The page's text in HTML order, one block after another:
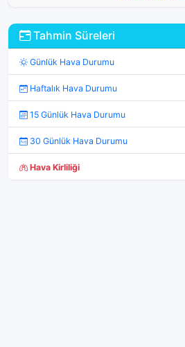
Tahmin Süreleri
Günlük Hava Durumu
Haftalık Hava Durumu
15 Günlük Hava Durumu
30 Günlük Hava Durumu
Hava Kirliliği